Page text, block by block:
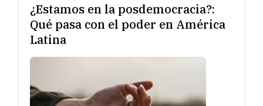
¿Estamos en la posdemocracia?:
Qué pasa con el poder en América
Latina